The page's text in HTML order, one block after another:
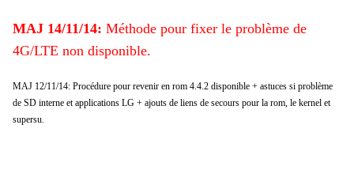
MAJ 14/11/14: Méthode pour fixer le problème de
4G/LTE non disponible.
MAJ 12/11/14: Procédure pour revenir en rom 4.4.2 disponible + astuces si problème
de SD interne et applications LG + ajouts de liens de secours pour la rom, le kernel et
supersu.